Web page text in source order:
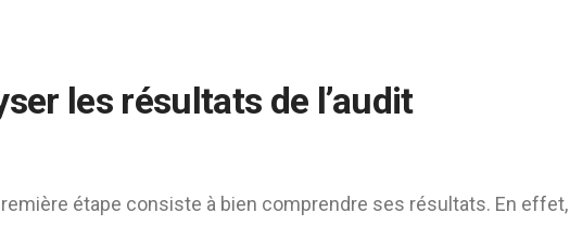
les résultats de l’audit
étape consiste à bien comprendre ses résultats. En